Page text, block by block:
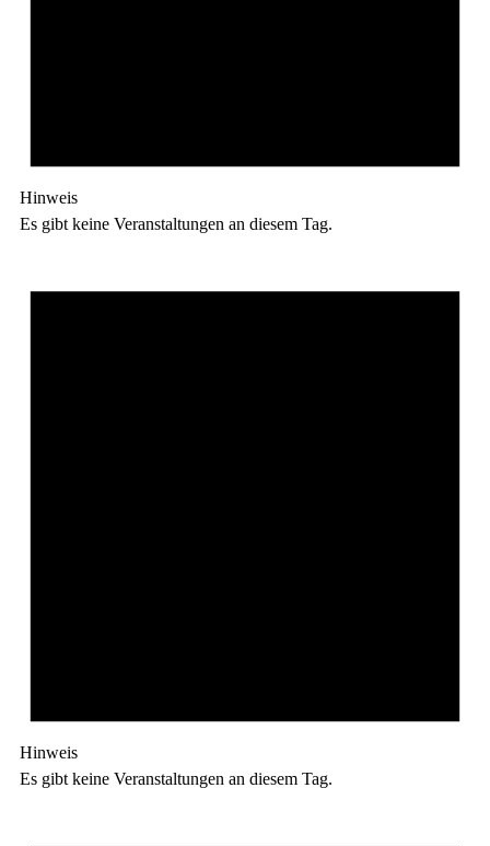
Hinweis
Es gibt keine Veranstaltungen an diesem Tag.
Hinweis
Es gibt keine Veranstaltungen an diesem Tag.